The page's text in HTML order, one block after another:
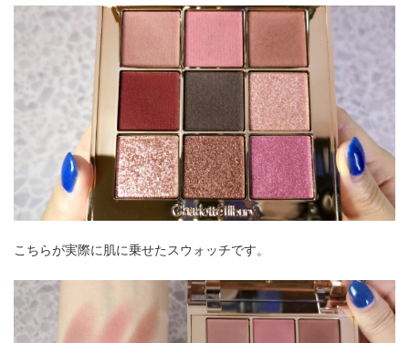
こちらが実際に肌に乗せたスウォッチです。